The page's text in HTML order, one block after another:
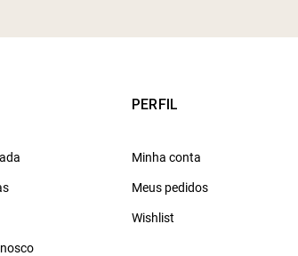
PERFIL
Minha conta
Meus pedidos
Wishlist